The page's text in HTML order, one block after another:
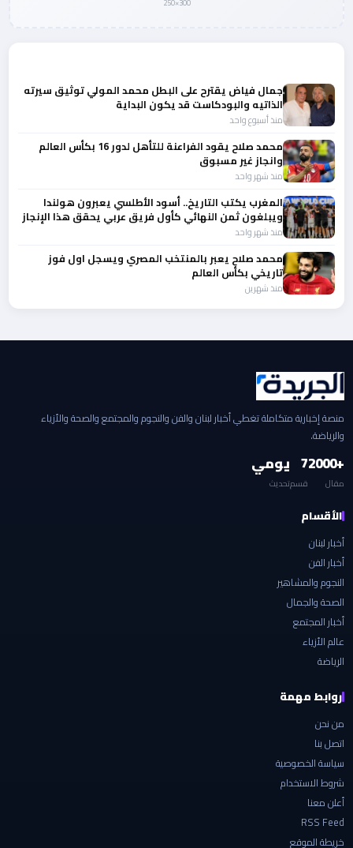
جمال فياض يقترح على البطل محمد المولي توثيق سيرته
الذاتيه والبودكاست قد يكون البداية
منذ أسبوع واحد
محمد صلاح يقود الفراعنة للتأهل لدور 16 بكأس العالم
وانجاز غير مسبوق
منذ شهر واحد
المغرب يكتب التاريخ.. أسود الأطلسي يعبرون هولندا
ويبلغون ثمن النهائي كأول فريق عربي يحقق هذا الإنجاز
التاريخي
منذ شهر واحد
محمد صلاح يعبر بالمنتخب المصري ويسجل اول فوز
تاريخي بكأس العالم
منذ شهرين
منصة إخبارية متكاملة تغطي أخبار لبنان والفن والنجوم والمجتمع والصحة والأزياء
والرياضة.
+2000
مقال
7
قسم
يومي
تحديث
الأقسام
أخبار لبنان
أخبار الفن
النجوم والمشاهير
الصحة والجمال
أخبار المجتمع
عالم الأزياء
الرياضة
روابط مهمة
من نحن
اتصل بنا
سياسة الخصوصية
شروط الاستخدام
أعلن معنا
RSS Feed
خريطة الموقع